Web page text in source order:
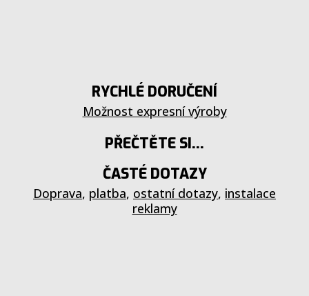
RYCHLÉ DORUČENÍ
Možnost expresní výroby
PŘEČTĚTE SI...
ČASTÉ DOTAZY
Doprava, platba, ostatní dotazy, instalace
reklamy